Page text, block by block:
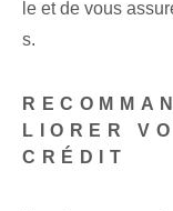
le et de vous
s.
LIORER
CRÉDIT